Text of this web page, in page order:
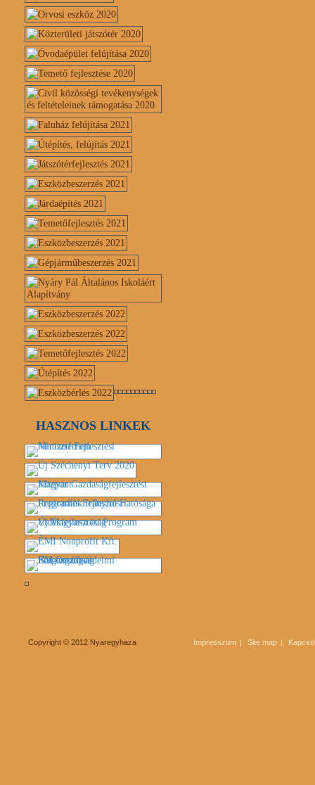
HASZNOS LINKEK
Copyright © 2012 Nyaregyhaza Impresszum Site map